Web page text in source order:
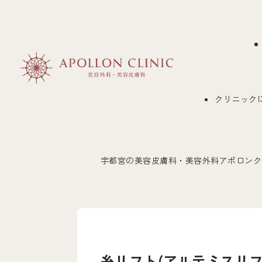
クリニック
宇都宮の美容皮膚科・美容外科アポロン